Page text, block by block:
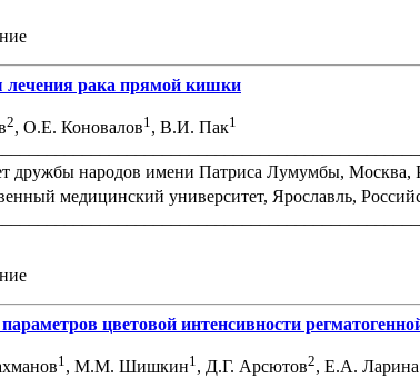
лечения рака прямой кишки
2, О.Е. Коновалов1 , В.И. Пак1
дружбы народов имени Патриса Лумумбы, Москва,
медицинский университет, Ярославль,
цветовой интенсивности
1 , М.М. Шишкин1 , Д.Г. Арсютов2, Е.А. Ларина